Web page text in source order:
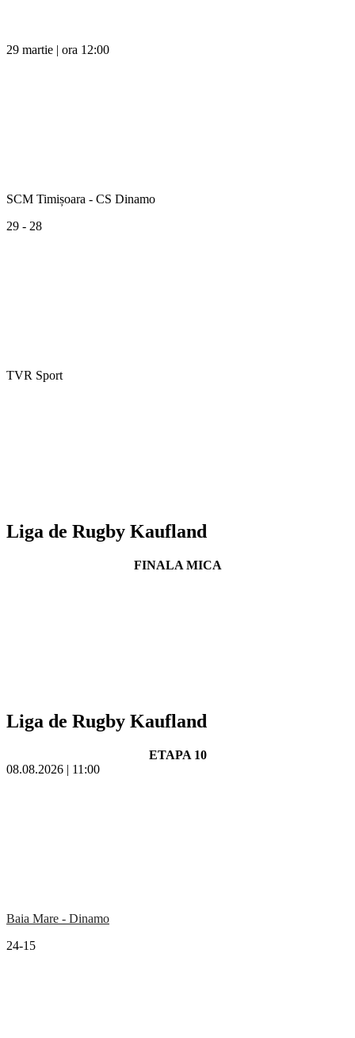
29 martie | ora 12:00
SCM Timișoara - CS Dinamo
29 - 28
TVR Sport
Liga de Rugby Kaufland
FINALA MICA
Liga de Rugby Kaufland
ETAPA 10
08.08.2026 | 11:00
Baia Mare - Dinamo
24-15